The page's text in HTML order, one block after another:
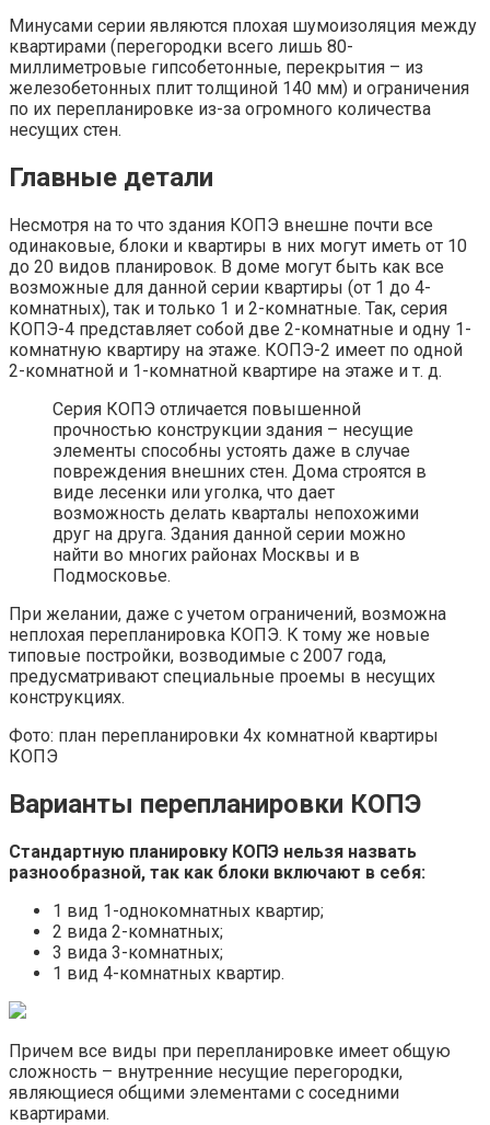
Минусами серии являются плохая шумоизоляция между
квартирами (перегородки всего лишь 80-
миллиметровые гипсобетонные, перекрытия – из
железобетонных плит толщиной 140 мм) и ограничения
по их перепланировке из-за огромного количества
несущих стен.
Главные детали
Несмотря на то что здания КОПЭ внешне почти все
одинаковые, блоки и квартиры в них могут иметь от 10
до 20 видов планировок. В доме могут быть как все
возможные для данной серии квартиры (от 1 до 4-
комнатных), так и только 1 и 2-комнатные. Так, серия
КОПЭ-4 представляет собой две 2-комнатные и одну 1-
комнатную квартиру на этаже. КОПЭ-2 имеет по одной
2-комнатной и 1-комнатной квартире на этаже и т. д.
Серия КОПЭ отличается повышенной
прочностью конструкции здания – несущие
элементы способны устоять даже в случае
повреждения внешних стен. Дома строятся в
виде лесенки или уголка, что дает
возможность делать кварталы непохожими
друг на друга. Здания данной серии можно
найти во многих районах Москвы и в
Подмосковье.
При желании, даже с учетом ограничений, возможна
неплохая перепланировка КОПЭ. К тому же новые
типовые постройки, возводимые с 2007 года,
предусматривают специальные проемы в несущих
конструкциях.
Фото: план перепланировки 4х комнатной квартиры
КОПЭ
Варианты перепланировки КОПЭ
Стандартную планировку КОПЭ нельзя назвать
разнообразной, так как блоки включают в себя:
1 вид 1-однокомнатных квартир;
2 вида 2-комнатных;
3 вида 3-комнатных;
1 вид 4-комнатных квартир.
Причем все виды при перепланировке имеет общую
сложность – внутренние несущие перегородки,
являющиеся общими элементами с соседними
квартирами.